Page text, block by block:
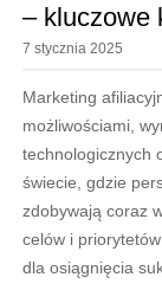
– kluczowe
7 stycznia 2025
Marketing
możliwościami,
technologicznych
świecie, gdzie
zdobywają coraz
celów i
dla osiągnięcia